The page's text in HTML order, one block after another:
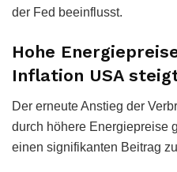
der Fed beeinflusst.
Hohe
Inflation USA
Der erneute Anstieg der
durch höhere Energiepreise
einen signifikanten Beitrag